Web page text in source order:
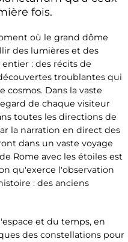
fois.
où le grand dôme
des lumières et des
: des récits de
troublantes qui
cosmos. Dans la vaste
de chaque visiteur
toutes les directions de
la narration en direct des
dans un vaste voyage
Rome avec les étoiles est
qu'exerce l'observation
: des anciens
et du temps, en
des constellations pour